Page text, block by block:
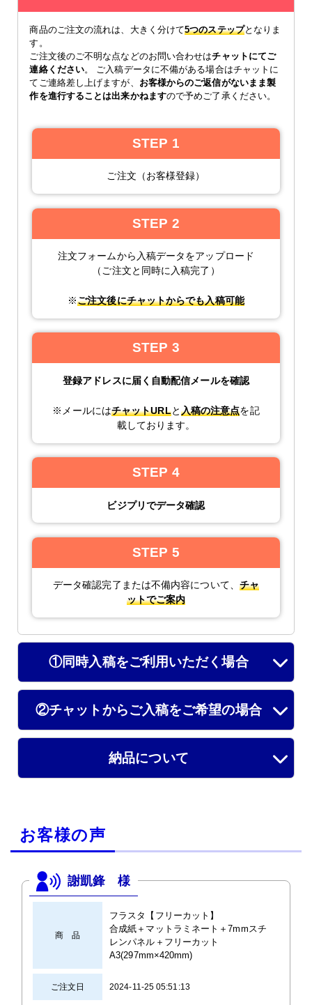
商品のご注文の流れは、大きく分けて5つのステップとなりま
す。
ご注文後のご不明な点などのお問い合わせはチャットにてご
連絡ください。 ご入稿データに不備がある場合はチャットに
てご連絡差し上げますが、 お客様からのご返信がないまま製
作を進行することは出来かねますので予めご了承ください。
STEP 1
ご注文（お客様登録）
STEP 2
注文フォームから入稿データをアップロード
（ご注文と同時に入稿完了）
※ご注文後にチャットからでも入稿可能
STEP 3
登録アドレスに届く自動配信メールを確認
※メールにはチャットURLと入稿の注意点を記
載しております。
STEP 4
ビジプリでデータ確認
STEP 5
データ確認完了または不備内容について、 チャ
ットでご案内
①同時入稿をご利用いただく場合
②チャットからご入稿をご希望の場合
納品について
お客様の声
謝凱鋒 様
商 品
フラスタ【フリーカット】
合成紙＋マットラミネート＋7mmスチ
レンパネル＋フリーカット
A3(297mm×420mm)
ご注文日 2024-11-25 05:51:13